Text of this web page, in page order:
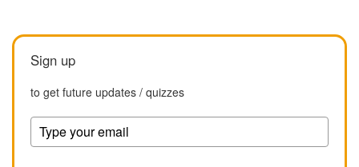
Sign up
to get future updates / quizzes